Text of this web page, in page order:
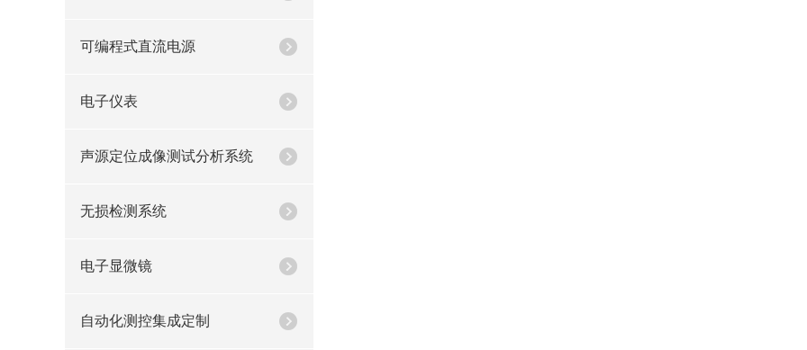
可编程式直流电源
电子仪表
声源定位成像测试分析系统
无损检测系统
电子显微镜
自动化测控集成定制